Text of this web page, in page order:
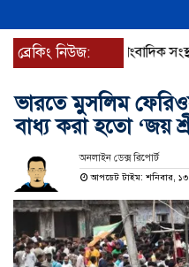
ব্রেকিং নিউজ:
জাতীয় সাংবাদিক সংস্থার
ভারতে মুসলিম
বাধ্য করা হতো ‘জয়
অনলাইন ডেক্স রিপোর্ট
আপডেট টাইম: শনিবার,